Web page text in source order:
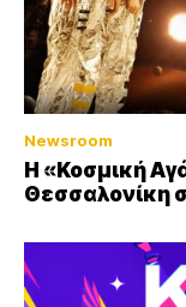
Newsroom
Η «Κοσμική
Θεσσαλονίκη